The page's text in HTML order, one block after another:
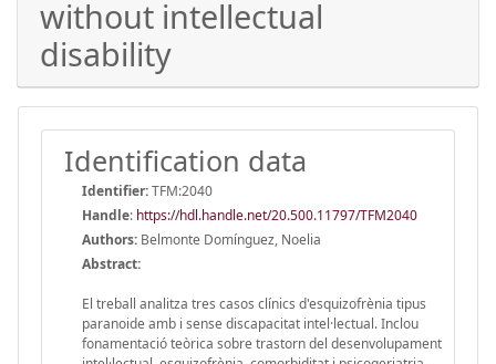
without intellectual
disability
Identification data
Identifier:TFM:2040
Handle: https://hdl.handle.net/20.500.11797/TFM2040
Authors: Belmonte Domínguez, Noelia
Abstract:
El treball analitza tres casos clínics d'esquizofrènia tipus
paranoide amb i sense discapacitat intel·lectual. Inclou
fonamentació teòrica sobre trastorn del desenvolupament